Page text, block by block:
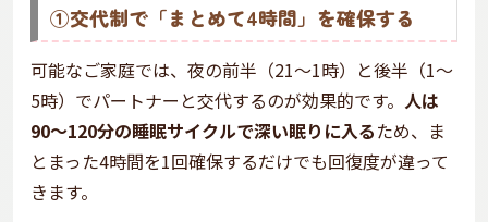
①交代制で「まとめて4時間」を確保する
可能なご家庭では、夜の前半（21〜1時）と後半（1〜
5時）でパートナーと交代するのが効果的です。 人は
90〜120分の睡眠サイクルで深い眠りに入るため、ま
とまった4時間を1回確保するだけでも回復度が違って
きます。